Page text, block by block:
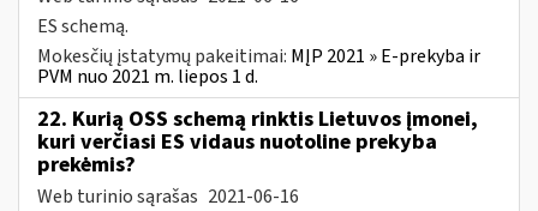
ES schemą.
Mokesčių įstatymų pakeitimai: MĮP 2021 » E-prekyba ir
PVM nuo 2021 m. liepos 1 d.
22. Kurią OSS schemą rinktis Lietuvos įmonei,
kuri verčiasi ES vidaus nuotoline prekyba
prekėmis?
Web turinio sąrašas 2021-06-16